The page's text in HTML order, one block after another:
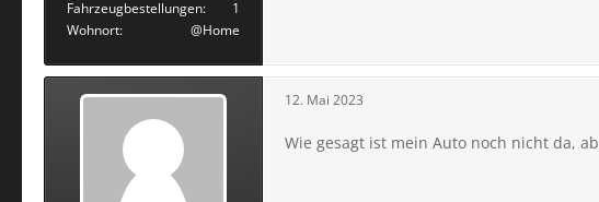
Fahrzeugbestellungen
1
Wohnort
@Home
12. Mai 2023
Wie gesagt ist mein Auto noch nicht da,